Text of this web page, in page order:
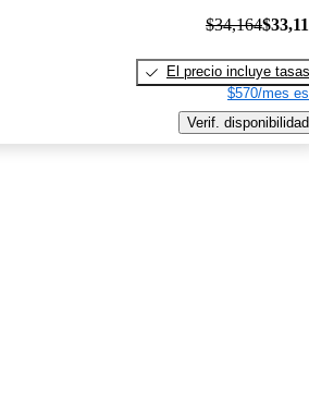
$34,164
El precio incluye tasas
$570/mes
Verif. disponibilidad